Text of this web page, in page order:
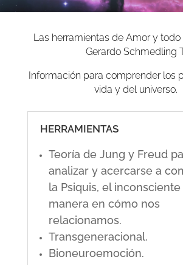
Las herramientas de Amor y
Gerardo Schmedling
Información para comprender los
vida y del universo.
HERRAMIENTAS
Teoría de Jung y Freud
analizar y acercarse a
la Psiquis, el
manera en cómo nos
relacionamos.
Transgeneracional.
Bioneuroemoción.